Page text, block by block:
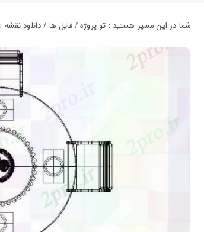
حساب
کاربری
عبور
شما در این مسیر هستید : تو پروژه / فایل ها / دانلود نقشه